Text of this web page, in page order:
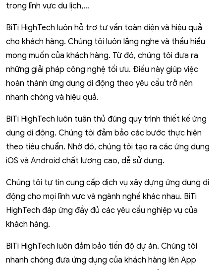
trong lĩnh vực du lịch,…
BiTi HighTech luôn hỗ trợ tư vấn toàn diện và hiệu quả
cho khách hàng. Chúng tôi luôn lắng nghe và thấu hiểu
mong muốn của khách hàng. Từ đó, chúng tôi đưa ra
những giải pháp công nghệ tối ưu. Điều này giúp việc
hoàn thành ứng dụng di động theo yêu cầu trở nên
nhanh chóng và hiệu quả.
BiTi HighTech luôn tuân thủ đúng quy trình thiết kế ứng
dụng di động. Chúng tôi đảm bảo các bước thực hiện
theo tiêu chuẩn. Nhờ đó, chúng tôi tạo ra các ứng dụng
iOS và Android chất lượng cao, dễ sử dụng.
Chúng tôi tự tin cung cấp dịch vụ xây dựng ứng dụng di
động cho mọi lĩnh vực và ngành nghề khác nhau. BiTi
HighTech đáp ứng đầy đủ các yêu cầu nghiệp vụ của
khách hàng.
BiTi HighTech luôn đảm bảo tiến độ dự án. Chúng tôi
nhanh chóng đưa ứng dụng của khách hàng lên App